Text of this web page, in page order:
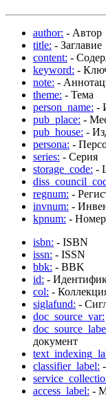
author: - Автор
title: - Заглавие
content: -
keyword: -
note: -
theme: - Тема
person_name: -
pub_place: -
pub_house: -
persona: -
series: - Серия
storage_code: -
regnum: -
invnum: -
kpnum: -
isbn: - ISBN
issn: - ISSN
bbk: - BBK
id: -
col: -
siglafund: -
doc_source_var:
документ
classifier_label:
access_label: -